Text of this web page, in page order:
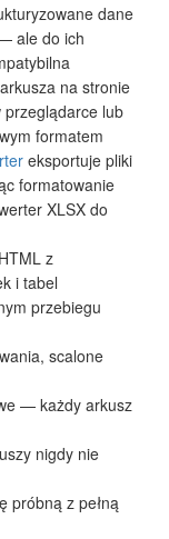
dane
ale do ich
na stronie
lub
formatem
eksportuje pliki
formatowanie
XLSX do
z
i tabel
przebiegu
scalone
— każdy arkusz
nigdy nie
próbną z pełną